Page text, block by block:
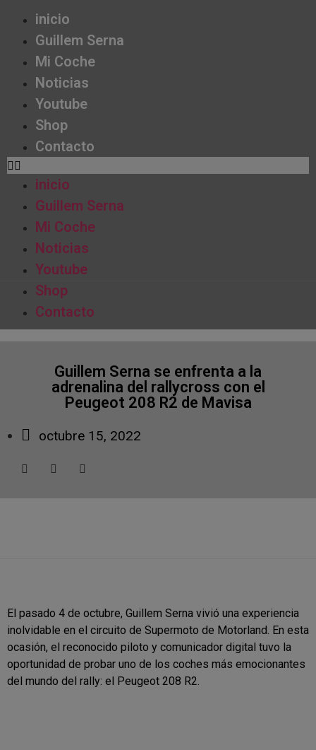
inicio
Guillem Serna
Mi Coche
Noticias
Youtube
Shop
Contacto
inicio
Guillem Serna
Mi Coche
Noticias
Youtube
Shop
Contacto
Guillem Serna se enfrenta a la
adrenalina del rallycross con el
Peugeot 208 R2 de Mavisa
octubre 15, 2022
El pasado 4 de octubre, Guillem Serna vivió una experiencia
inolvidable en el circuito de Supermoto de Motorland. En esta
ocasión, el reconocido piloto y comunicador digital tuvo la
oportunidad de probar uno de los coches más emocionantes
del mundo del rally: el Peugeot 208 R2.